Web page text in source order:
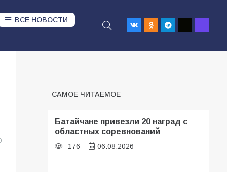
ВСЕ НОВОСТИ
САМОЕ ЧИТАЕМОЕ
Батайчане привезли 20 наград с
областных соревнований
176 06.08.2026